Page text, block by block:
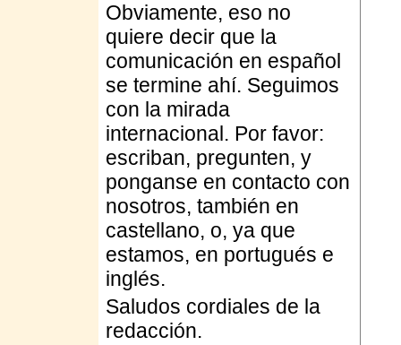
Obviamente, eso no
quiere decir que la
comunicación en español
se termine ahí. Seguimos
con la mirada
internacional. Por favor:
escriban, pregunten, y
ponganse en contacto con
nosotros, también en
castellano, o, ya que
estamos, en portugués e
inglés.
Saludos cordiales de la
redacción.